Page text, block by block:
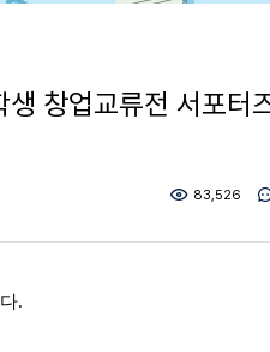
창업교류전 서포터
83,526
.